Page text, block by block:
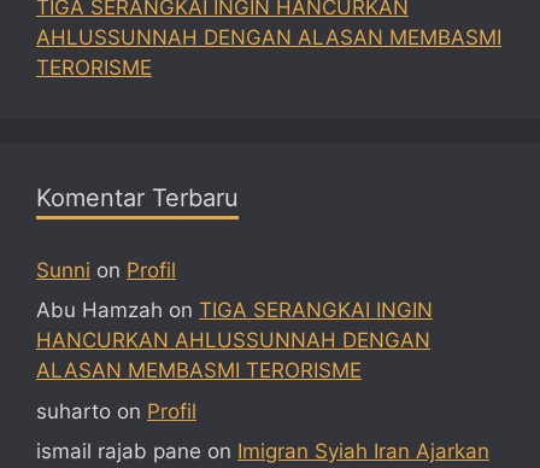
TIGA SERANGKAI INGIN HANCURKAN
AHLUSSUNNAH DENGAN ALASAN MEMBASMI
TERORISME
Komentar Terbaru
Sunni on Profil
Abu Hamzah on TIGA SERANGKAI INGIN
HANCURKAN AHLUSSUNNAH DENGAN
ALASAN MEMBASMI TERORISME
suharto on Profil
ismail rajab pane on Imigran Syiah Iran Ajarkan